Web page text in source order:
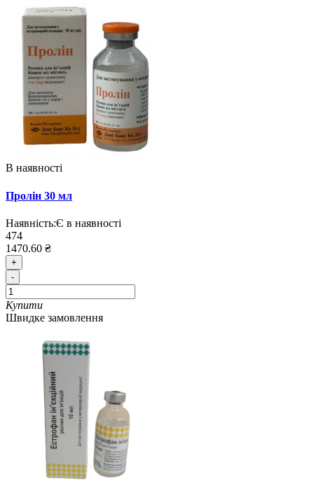
В наявності
Пролін 30 мл
Наявність:Є в наявності
474
1470.60 ₴
+
-
Купити
Швидке замовлення